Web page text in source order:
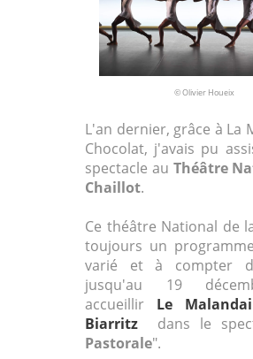
© Olivier Houeix
L'an dernier, grâce à La
Chocolat, j'avais pu
spectacle au Théâtre
Chaillot.
Ce théâtre National de
toujours un
varié et à compter
jusqu'au 19
accueillir Le
Biarritz
dans le
Pastorale".